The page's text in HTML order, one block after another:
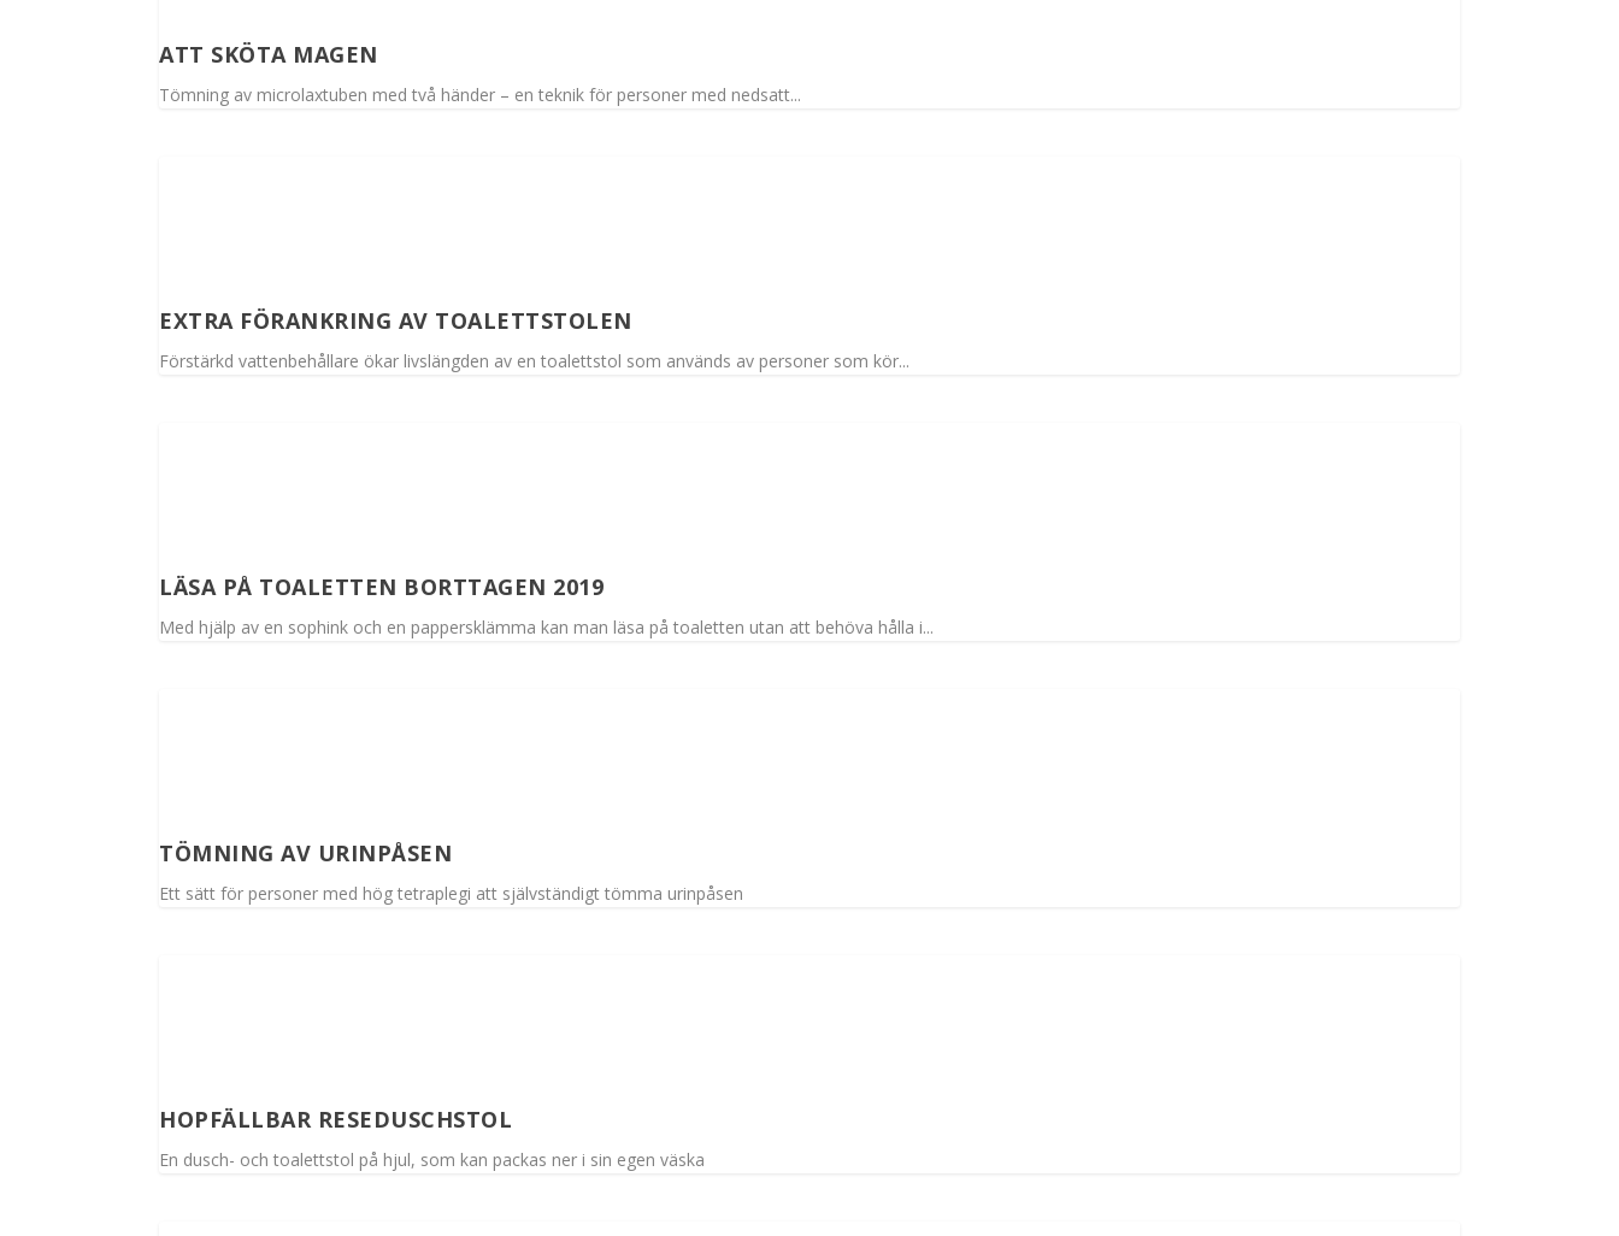
ATT SKÖTA MAGEN
Tömning av microlaxtuben med två händer – en teknik för personer med nedsatt...
EXTRA FÖRANKRING AV TOALETTSTOLEN
Förstärkd vattenbehållare ökar livslängden av en toalettstol som används av personer som kör...
LÄSA PÅ TOALETTEN BORTTAGEN 2019
Med hjälp av en sophink och en pappersklämma kan man läsa på toaletten utan att behöva hålla i...
TÖMNING AV URINPÅSEN
Ett sätt för personer med hög tetraplegi att självständigt tömma urinpåsen
HOPFÄLLBAR RESEDUSCHSTOL
En dusch- och toalettstol på hjul, som kan packas ner i sin egen väska